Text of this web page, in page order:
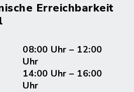
Erreichbarkeit
08:00 Uhr – 12:00
Uhr
14:00 Uhr – 16:00
Uhr